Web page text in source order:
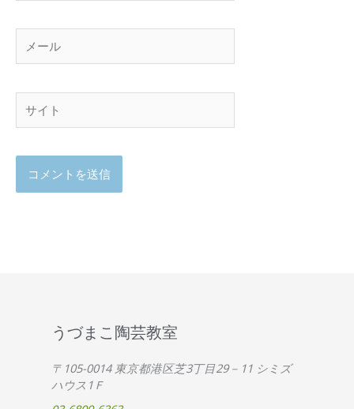
ー
ル
ト
うづまこ陶芸教室
〒105-0014 東京都港区芝3丁目29－11 シミズ
ハウス1Ｆ